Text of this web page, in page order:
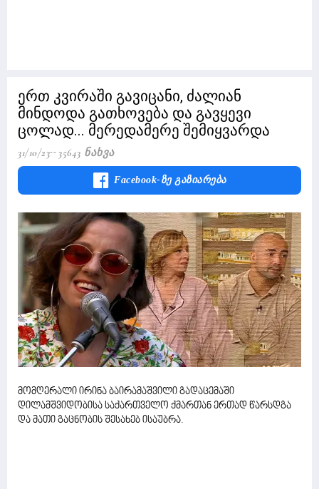
ერთ კვირაში გავიცანი, ძალიან
მინდოდა გათხოვება და გავყევი
ცოლად... მერედამერე შემიყვარდა
31/10/23 35643 Ნახვა
Facebook-Ზე Გაზიარება
მომღერალი ირინა ბაირამაშვილი გადაცემაში
დილამშვიდობისა საქართველო ქმართან ერთად წარსდგა
და მათი გაცნობის შესახებ ისაუბრა.